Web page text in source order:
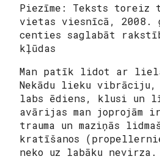
Piezīme: Teksts
vietas viesnīcā, 2008.
centies saglabāt
kļūdas
Man patīk lidot ar
Nekādu lieku vibrāciju,
labs ēdiens, klusi un
avārijas man joprojām
trauma un maziņās
kratīšanos
neko uz labāku nevirza.